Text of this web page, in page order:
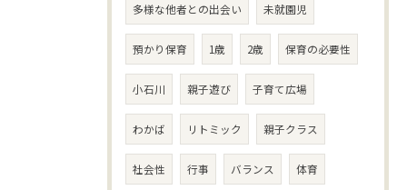
多様な他者との出会い 未就園児
預かり保育 1歳 2歳 保育の必要性
小石川 親子遊び 子育て広場
わかば リトミック 親子クラス
社会性 行事 バランス 体育